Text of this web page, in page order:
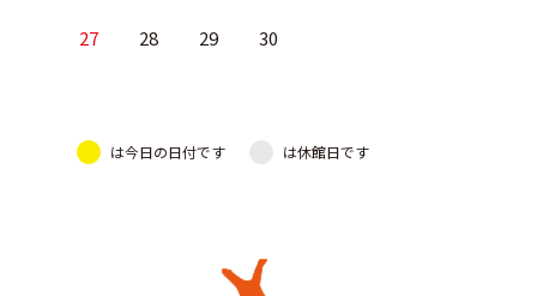
27 28 29 30
は今日の日付です は休館日です